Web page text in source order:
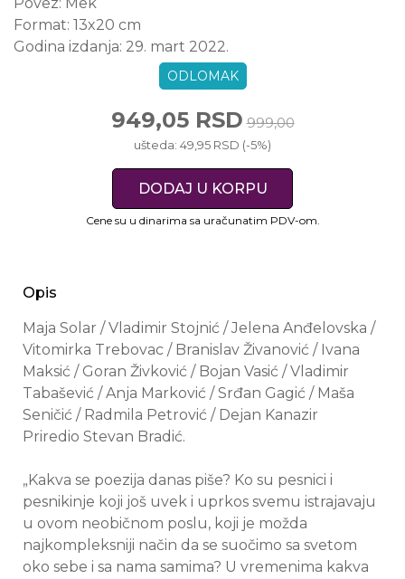
Povez: Mek
Format: 13x20 cm
Godina izdanja: 29. mart 2022.
ODLOMAK
949,05 RSD 999,00
ušteda: 49,95 RSD (-5%)
DODAJ U KORPU
Cene su u dinarima sa uračunatim PDV-om.
Opis
Maja Solar / Vladimir Stojnić / Jelena Anđelovska /
Vitomirka Trebovac / Branislav Živanović / Ivana
Maksić / Goran Živković / Bojan Vasić / Vladimir
Tabašević / Anja Marković / Srđan Gagić / Maša
Seničić / Radmila Petrović / Dejan Kanazir
Priredio Stevan Bradić.
„Kakva se poezija danas piše? Ko su pesnici i
pesnikinje koji još uvek i uprkos svemu istrajavaju
u ovom neobičnom poslu, koji je možda
najkompleksniji način da se suočimo sa svetom
oko sebe i sa nama samima? U vremenima kakva